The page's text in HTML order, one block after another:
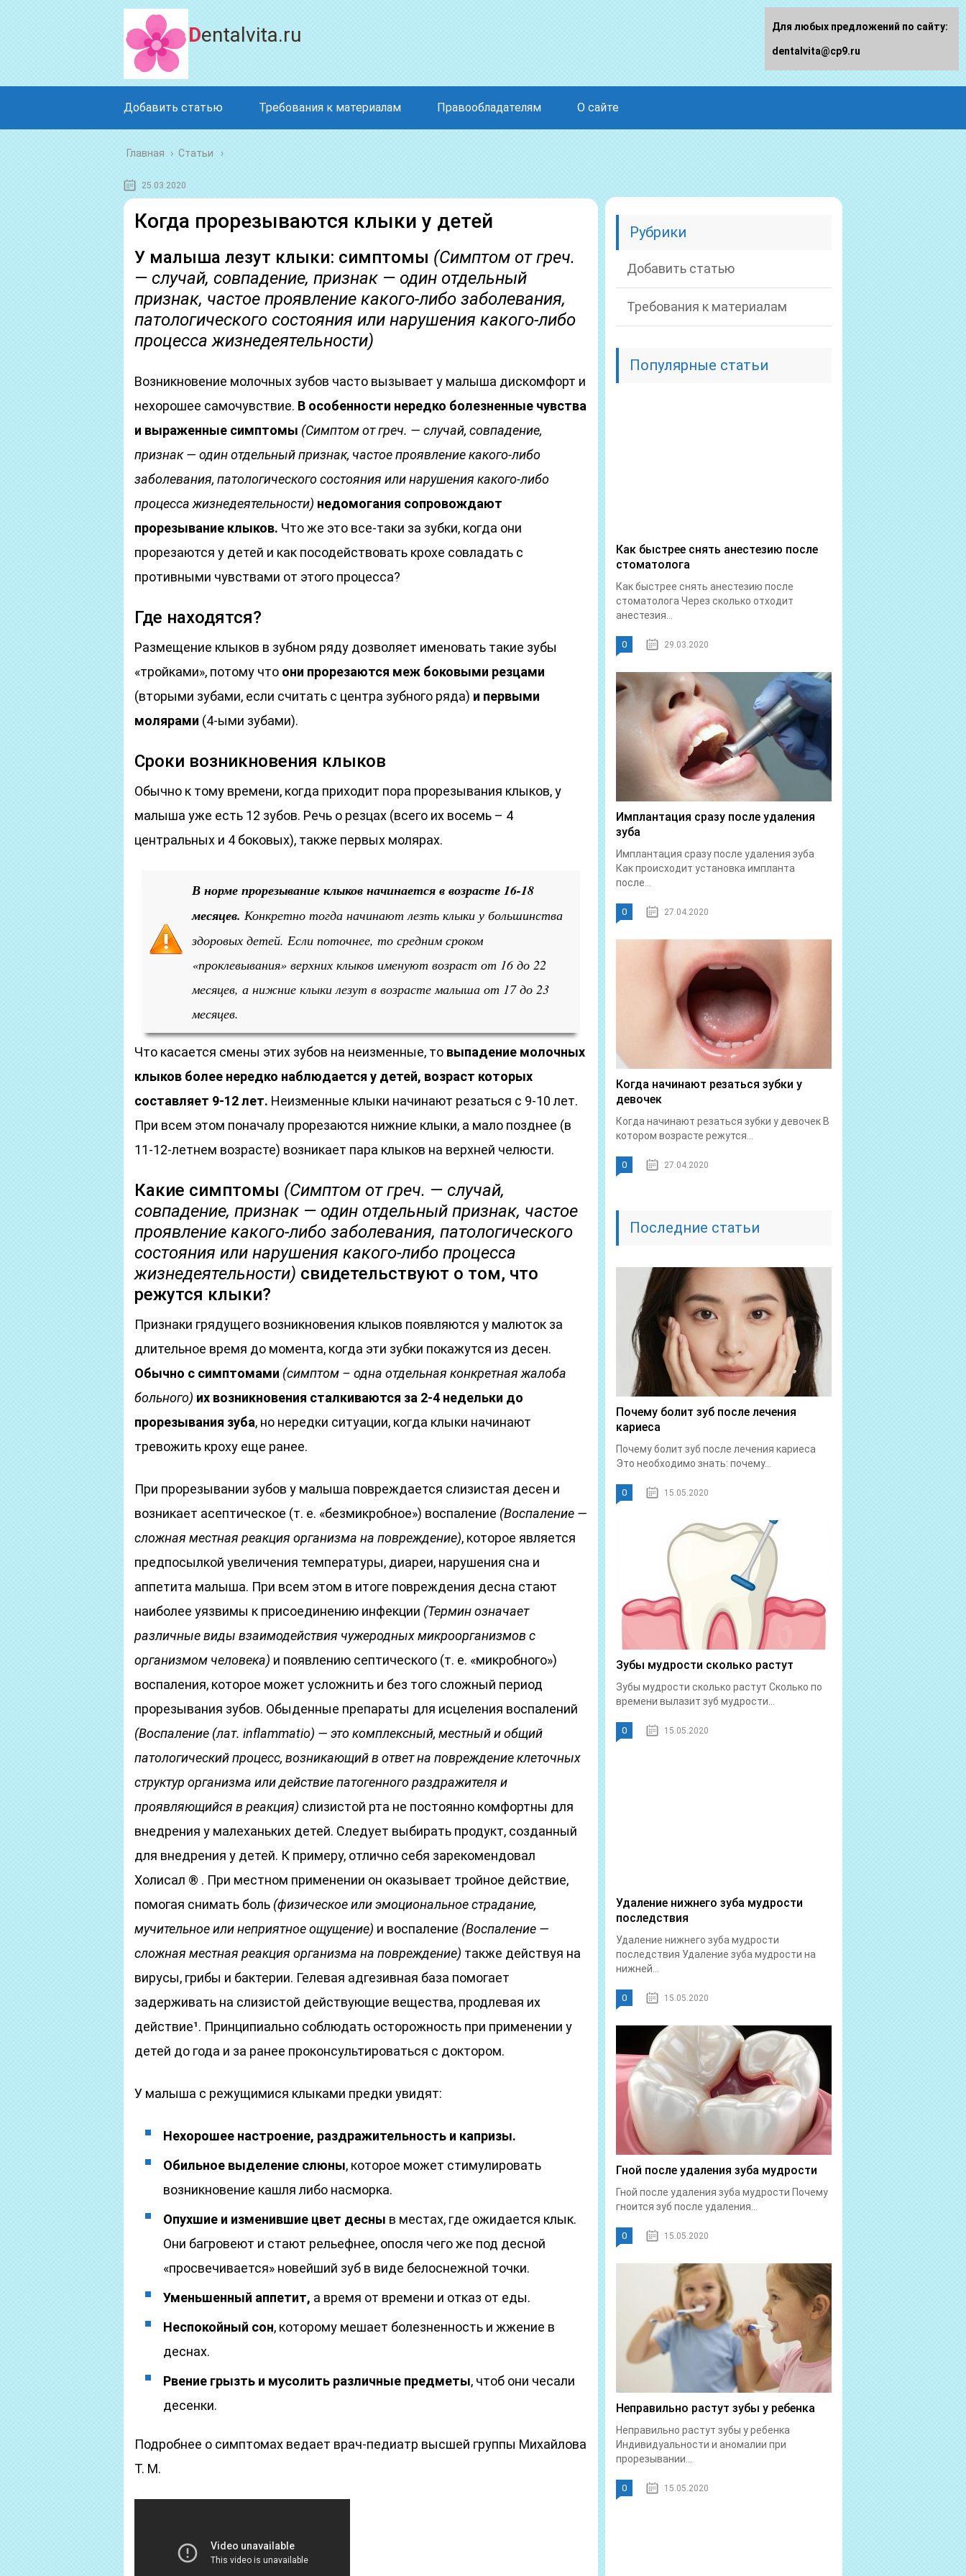
Dentalvita.ru
Добавить статью Требования к материалам Правообладателям О сайте
Главная › Статьи
25.03.2020
Когда прорезываются клыки у детей
У малыша лезут клыки: симптомы (Симптом от греч.
— случай, совпадение, признак — один отдельный
признак, частое проявление какого-либо заболевания,
патологического состояния или нарушения какого-либо
процесса жизнедеятельности)
Возникновение молочных зубов часто вызывает у малыша дискомфорт и
нехорошее самочувствие. В особенности нередко болезненные чувства
и выраженные симптомы (Симптом от греч. — случай, совпадение,
признак — один отдельный признак, частое проявление какого-либо
заболевания, патологического состояния или нарушения какого-либо
процесса жизнедеятельности) недомогания сопровождают
прорезывание клыков. Что же это все-таки за зубки, когда они
прорезаются у детей и как посодействовать крохе совладать с
противными чувствами от этого процесса?
Где находятся?
Размещение клыков в зубном ряду дозволяет именовать такие зубы
«тройками», потому что они прорезаются меж боковыми резцами
(вторыми зубами, если считать с центра зубного ряда) и первыми
молярами (4-ыми зубами).
Сроки возникновения клыков
Обычно к тому времени, когда приходит пора прорезывания клыков, у
малыша уже есть 12 зубов. Речь о резцах (всего их восемь – 4
центральных и 4 боковых), также первых молярах.
В норме прорезывание клыков начинается в возрасте 16-18
месяцев. Конкретно тогда начинают лезть клыки у большинства
здоровых детей. Если поточнее, то средним сроком
«проклевывания» верхних клыков именуют возраст от 16 до 22
месяцев, а нижние клыки лезут в возрасте малыша от 17 до 23
месяцев.
Что касается смены этих зубов на неизменные, то выпадение молочных
клыков более нередко наблюдается у детей, возраст которых
составляет 9-12 лет. Неизменные клыки начинают резаться с 9-10 лет.
При всем этом поначалу прорезаются нижние клыки, а мало позднее (в
11-12-летнем возрасте) возникает пара клыков на верхней челюсти.
Какие симптомы (Симптом от греч. — случай,
совпадение, признак — один отдельный признак, частое
проявление какого-либо заболевания, патологического
состояния или нарушения какого-либо процесса
жизнедеятельности) свидетельствуют о том, что
режутся клыки?
Признаки грядущего возникновения клыков появляются у малюток за
длительное время до момента, когда эти зубки покажутся из десен.
Обычно с симптомами (симптом – одна отдельная конкретная жалоба
больного) их возникновения сталкиваются за 2-4 недельки до
прорезывания зуба, но нередки ситуации, когда клыки начинают
тревожить кроху еще ранее.
При прорезывании зубов у малыша повреждается слизистая десен и
возникает асептическое (т. е. «безмикробное») воспаление (Воспаление —
сложная местная реакция организма на повреждение), которое является
предпосылкой увеличения температуры, диареи, нарушения сна и
аппетита малыша. При всем этом в итоге повреждения десна стают
наиболее уязвимы к присоединению инфекции (Термин означает
различные виды взаимодействия чужеродных микроорганизмов с
организмом человека) и появлению септического (т. е. «микробного»)
воспаления, которое может усложнить и без того сложный период
прорезывания зубов. Обыденные препараты для исцеления воспалений
(Воспаление (лат. inflammatio) — это комплексный, местный и общий
патологический процесс, возникающий в ответ на повреждение клеточных
структур организма или действие патогенного раздражителя и
проявляющийся в реакция) слизистой рта не постоянно комфортны для
внедрения у малеханьких детей. Следует выбирать продукт, созданный
для внедрения у детей. К примеру, отлично себя зарекомендовал
Холисал ® . При местном применении он оказывает тройное действие,
помогая снимать боль (физическое или эмоциональное страдание,
мучительное или неприятное ощущение) и воспаление (Воспаление —
сложная местная реакция организма на повреждение) также действуя на
вирусы, грибы и бактерии. Гелевая адгезивная база помогает
задерживать на слизистой действующие вещества, продлевая их
действие¹. Принципиально соблюдать осторожность при применении у
детей до года и за ранее проконсультироваться с доктором.
У малыша с режущимися клыками предки увидят:
Нехорошее настроение, раздражительность и капризы.
Обильное выделение слюны, которое может стимулировать
возникновение кашля либо насморка.
Опухшие и изменившие цвет десны в местах, где ожидается клык.
Они багровеют и стают рельефнее, опосля чего же под десной
«просвечивается» новейший зуб в виде белоснежной точки.
Уменьшенный аппетит, а время от времени и отказ от еды.
Неспокойный сон, которому мешает болезненность и жжение в
деснах.
Рвение грызть и мусолить различные предметы, чтоб они чесали
десенки.
Подробнее о симптомах ведает врач-педиатр высшей группы Михайлова
Т. М.
Рубрики
Добавить статью
Требования к материалам
Популярные статьи
Как быстрее снять анестезию после
стоматолога
Как быстрее снять анестезию после
стоматолога Через сколько отходит
анестезия...
0 29.03.2020
Имплантация сразу после удаления
зуба
Имплантация сразу после удаления зуба
Как происходит установка импланта
после...
0 27.04.2020
Когда начинают резаться зубки у
девочек
Когда начинают резаться зубки у девочек В
котором возрасте режутся...
0 27.04.2020
Последние статьи
Почему болит зуб после лечения
кариеса
Почему болит зуб после лечения кариеса
Это необходимо знать: почему...
0 15.05.2020
Зубы мудрости сколько растут
Зубы мудрости сколько растут Сколько по
времени вылазит зуб мудрости...
0 15.05.2020
Удаление нижнего зуба мудрости
последствия
Удаление нижнего зуба мудрости
последствия Удаление зуба мудрости на
нижней...
0 15.05.2020
Гной после удаления зуба мудрости
Гной после удаления зуба мудрости Почему
гноится зуб после удаления...
0 15.05.2020
Неправильно растут зубы у ребенка
Неправильно растут зубы у ребенка
Индивидуальности и аномалии при
прорезывании...
0 15.05.2020
Для любых предложений по сайту:
dentalvita@cp9.ru